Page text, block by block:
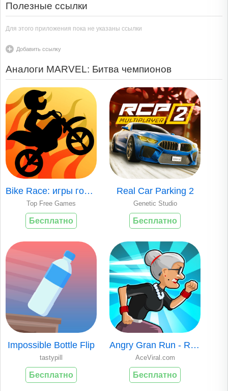
Полезные ссылки
Для этого приложения пока не указаны ссылки
Добавить ссылку
Аналоги MARVEL: Битва чемпионов
Bike Race: игры гонки
Top Free Games
Бесплатно
Real Car Parking 2
Genetic Studio
Бесплатно
Impossible Bottle Flip
tastypill
Бесплатно
Angry Gran Run - Running Game
AceViral.com
Бесплатно